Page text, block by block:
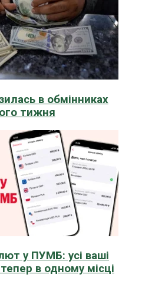
в обмінниках
тижня
у ПУМБ: усі ваші
в одному місці